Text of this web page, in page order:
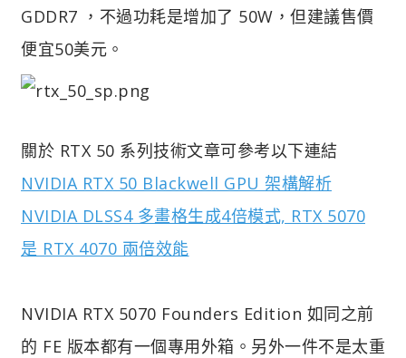
GDDR7 ，不過功耗是增加了 50W，但建議售價
便宜50美元。
關於 RTX 50 系列技術文章可參考以下連結
NVIDIA RTX 50 Blackwell GPU 架構解析
NVIDIA DLSS4 多畫格生成4倍模式, RTX 5070
是 RTX 4070 兩倍效能
NVIDIA RTX 5070 Founders Edition 如同之前
的 FE 版本都有一個專用外箱。另外一件不是太重